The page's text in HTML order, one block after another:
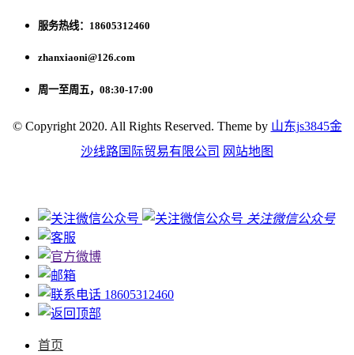
服务热线：18605312460
zhanxiaoni@126.com
周一至周五，08:30-17:00
© Copyright 2020. All Rights Reserved. Theme by 山东js3845金
沙线路国际贸易有限公司 网站地图
关注微信公众号
18605312460
首页